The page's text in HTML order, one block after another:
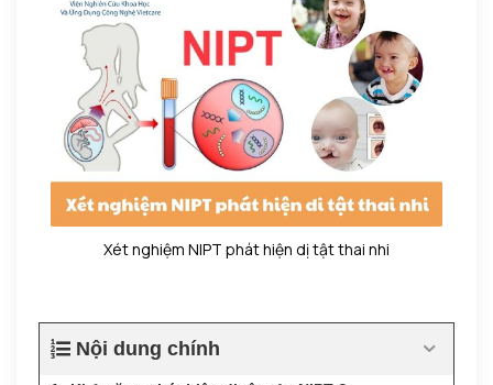
Xét nghiệm NIPT phát hiện dị tật thai nhi
Nội dung chính